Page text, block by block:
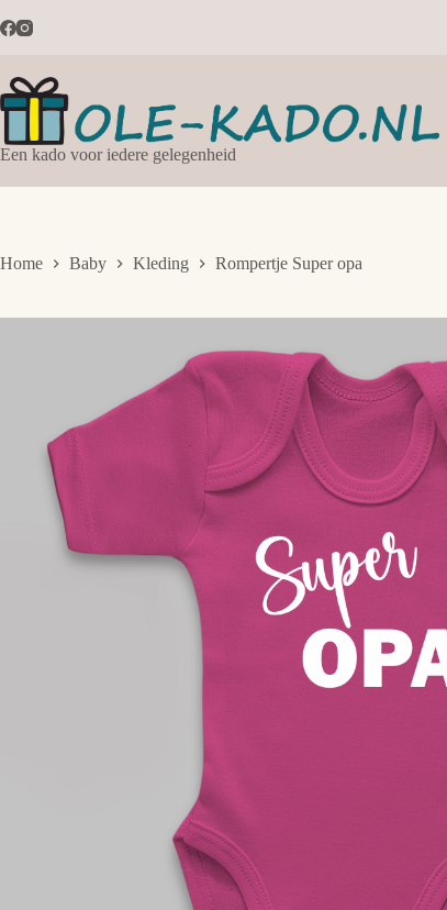
naar
Een kado voor iedere gelegenheid
Home Baby Kleding Rompertje Super opa